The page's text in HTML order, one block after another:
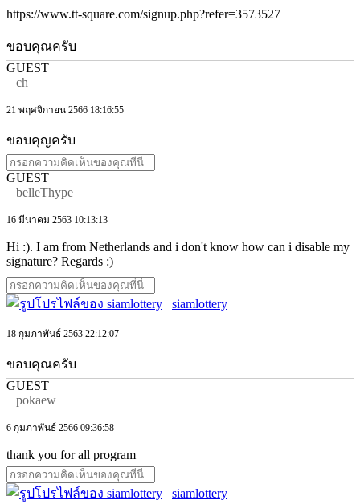
https://www.tt-square.com/signup.php?refer=3573527
ขอบคุณครับ
GUEST
ch
21 พฤศจิกายน 2566 18:16:55
ขอบคุญครับ
GUEST
belleThype
16 มีนาคม 2563 10:13:13
Hi :). I am from Netherlands and i don't know how can i disable my
signature? Regards :)
siamlottery
18 กุมภาพันธ์ 2563 22:12:07
ขอบคุณครับ
GUEST
pokaew
6 กุมภาพันธ์ 2566 09:36:58
thank you for all program
siamlottery